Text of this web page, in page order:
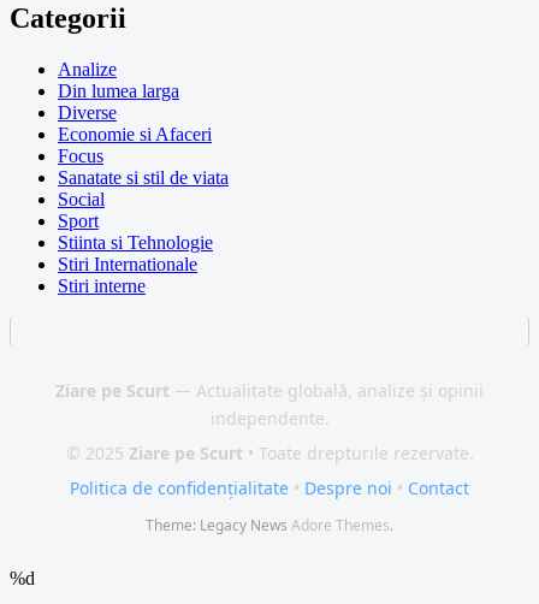
Categorii
Analize
Din lumea larga
Diverse
Economie si Afaceri
Focus
Sanatate si stil de viata
Social
Sport
Stiinta si Tehnologie
Stiri Internationale
Stiri interne
Ziare pe Scurt — Actualitate globală, analize și opinii
independente.
© 2025 Ziare pe Scurt • Toate drepturile rezervate.
Politica de confidențialitate • Despre noi • Contact
Theme: Legacy News Adore Themes.
%d